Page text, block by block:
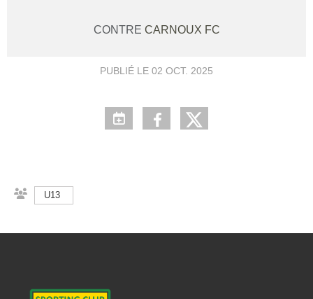
CONTRE CARNOUX FC
PUBLIÉ LE 02 OCT. 2025
U13